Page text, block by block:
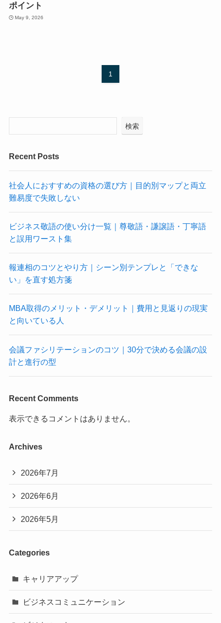
ポイント
May 9, 2026
1
検索
Recent Posts
社会人におすすめの資格の選び方｜目的別マップと両立
難易度で失敗しない
ビジネス敬語の使い分け一覧｜尊敬語・謙譲語・丁寧語
と誤用ワースト集
報連相のコツとやり方｜シーン別テンプレと「できな
い」を直す処方箋
MBA取得のメリット・デメリット｜費用と見返りの現実
と向いている人
会議ファシリテーションのコツ｜30分で決める会議の設
計と進行の型
Recent Comments
表示できるコメントはありません。
Archives
2026年7月
2026年6月
2026年5月
Categories
キャリアアップ
ビジネスコミュニケーション